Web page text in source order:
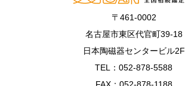
〒461-0002
名古屋市東区代官町39-18
日本陶磁器センタービル2F
TEL：052-878-5588